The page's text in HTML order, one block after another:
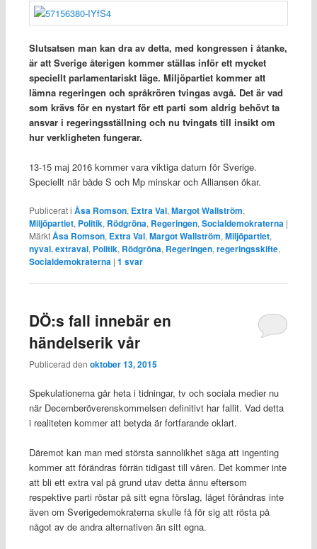
Slutsatsen man kan dra av detta, med kongressen i åtanke,
är att Sverige återigen kommer ställas inför ett mycket
speciellt parlamentariskt läge. Miljöpartiet kommer att
lämna regeringen och språkrören tvingas avgå. Det är vad
som krävs för en nystart för ett parti som aldrig behövt ta
ansvar i regeringsställning och nu tvingats till insikt om
hur verkligheten fungerar.
13-15 maj 2016 kommer vara viktiga datum för Sverige.
Speciellt när både S och Mp minskar och Alliansen ökar.
Publicerat i Åsa Romson, Extra Val,Margot Wallström,
Miljöpartiet, Politik, Rödgröna, Regeringen,Socialdemokraterna |
MärktÅsa Romson, Extra Val,Margot Wallström,Miljöpartiet,
nyval. extraval, Politik, Rödgröna, Regeringen,regeringsskifte,
Socialdemokraterna | 1 svar
DÖ:s fall innebär en
händelserik vår
Publicerad den oktober 13, 2015
Spekulationerna går heta i tidningar, tv och sociala medier nu
när Decemberöverenskommelsen definitivt har fallit. Vad detta
i realiteten kommer att betyda är fortfarande oklart.
Däremot kan man med största sannolikhet säga att ingenting
kommer att förändras förrän tidigast till våren. Det kommer inte
att bli ett extra val på grund utav detta ännu eftersom
respektive parti röstar på sitt egna förslag, läget förändras inte
även om Sverigedemokraterna skulle få för sig att rösta på
något av de andra alternativen än sitt egna.